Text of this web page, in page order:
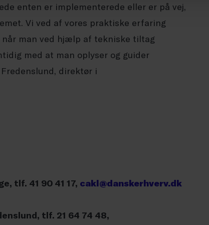
enten er implementerede eller er på vej,
Vi ved af vores praktiske erfaring
når man ved hjælp af tekniske tiltag
med at man oplyser og guider
direktør i
tlf. 41 90 41 17, cakl@danskerhverv.dk
tlf. 21 64 74 48,